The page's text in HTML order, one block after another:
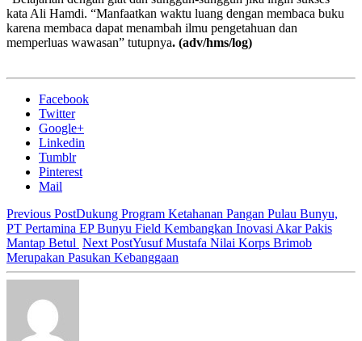
kata Ali Hamdi. “Manfaatkan waktu luang dengan membaca buku
karena membaca dapat menambah ilmu pengetahuan dan
memperluas wawasan” tutupnya. (adv/hms/log)
Facebook
Twitter
Google+
Linkedin
Tumblr
Pinterest
Mail
Previous PostDukung Program Ketahanan Pangan Pulau Bunyu,
PT Pertamina EP Bunyu Field Kembangkan Inovasi Akar Pakis
Mantap Betul Next PostYusuf Mustafa Nilai Korps Brimob
Merupakan Pasukan Kebanggaan